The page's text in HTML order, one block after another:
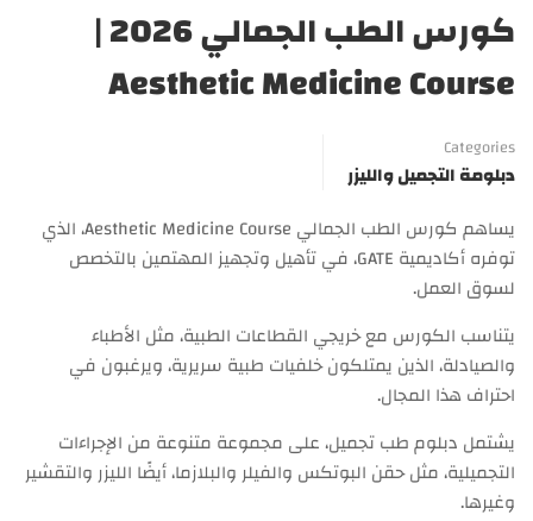
كورس الطب الجمالي 2026 |
Aesthetic Medicine Course
Categories
دبلومة التجميل والليزر
يساهم كورس الطب الجمالي Aesthetic Medicine Course، الذي
توفره أكاديمية GATE، في تأهيل وتجهيز المهتمين بالتخصص
لسوق العمل.
يتناسب الكورس مع خريجي القطاعات الطبية، مثل الأطباء
والصيادلة، الذين يمتلكون خلفيات طبية سريرية، ويرغبون في
احتراف هذا المجال.
يشتمل دبلوم طب تجميل، على مجموعة متنوعة من الإجراءات
التجميلية، مثل حقن البوتكس والفيلر والبلازما، أيضًا الليزر والتقشير
وغيرها.